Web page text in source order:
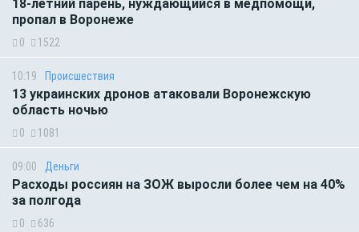
18-летний парень, нуждающийся в медпомощи,
пропал в Воронеже
0 1522
10:19 Происшествия
13 украинских дронов атаковали Воронежскую
область ночью
0 1081
09:00 Деньги
Расходы россиян на ЗОЖ выросли более чем на 40%
за полгода
0 636